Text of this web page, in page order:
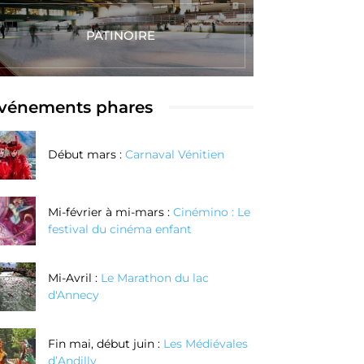
PATINOIRE
phares
Début mars : Carnaval Vénitien
Mi-février à mi-mars : Cinémino : Le
festival du cinéma enfant
Mi-Avril : Le Marathon du lac
d'Annecy
Fin mai, début juin : Les Médiévales
d’Andilly